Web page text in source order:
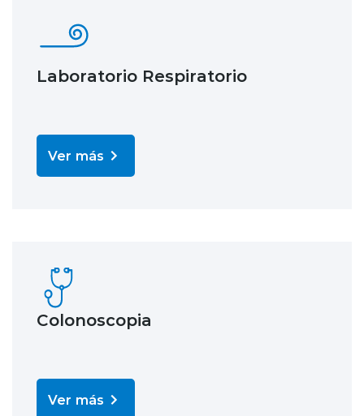
Laboratorio Respiratorio
Ver más
Colonoscopia
Ver más